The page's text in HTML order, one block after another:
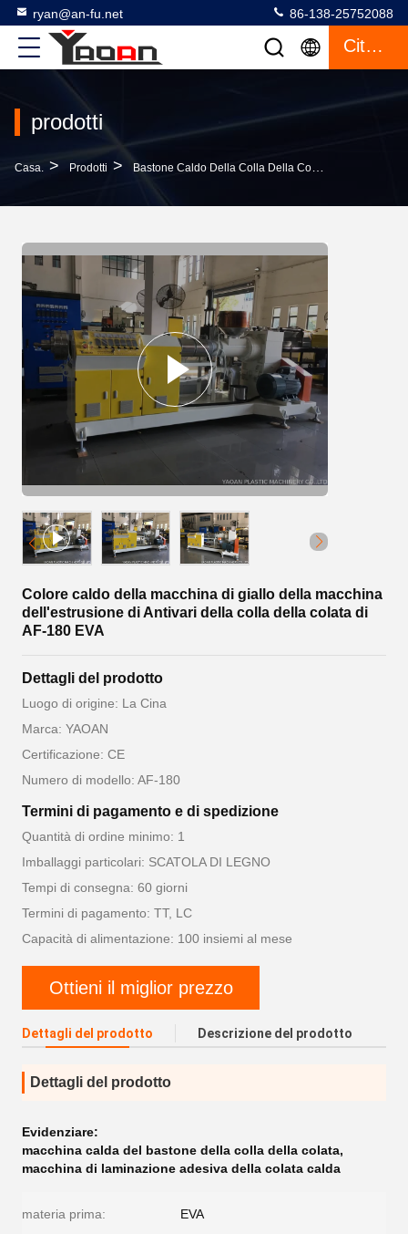
ryan@an-fu.net 86-138-25752088
Citazione
prodotti
Casa. > Prodotti > Bastone Caldo Della Colla Della Colata Che Fa Macchina
Colore caldo della macchina di giallo della macchina
dell'estrusione di Antivari della colla della colata di
AF-180 EVA
Dettagli del prodotto
Luogo di origine: La Cina
Marca: YAOAN
Certificazione: CE
Numero di modello: AF-180
Termini di pagamento e di spedizione
Quantità di ordine minimo: 1
Imballaggi particolari: SCATOLA DI LEGNO
Tempi di consegna: 60 giorni
Termini di pagamento: TT, LC
Capacità di alimentazione: 100 insiemi al mese
Ottieni il miglior prezzo
Dettagli del prodotto Descrizione del prodotto
Dettagli del prodotto
Evidenziare:
macchina calda del bastone della colla della colata,
macchina di laminazione adesiva della colata calda
materia prima: EVA